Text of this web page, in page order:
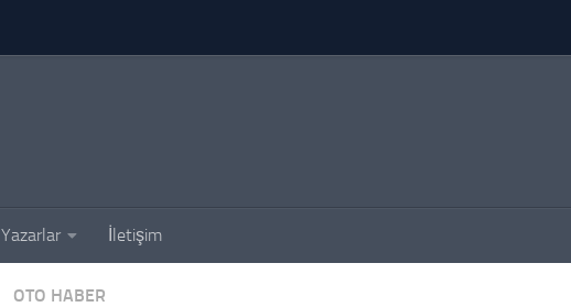
Yazarlar İletişim
OTO HABER